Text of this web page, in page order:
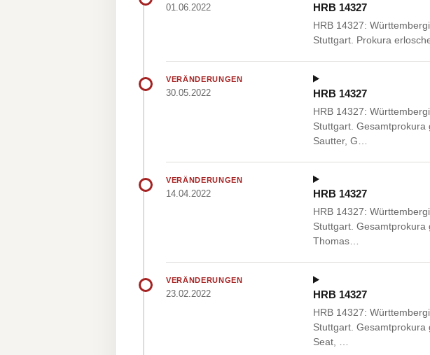
01.06.2022 HRB 14327
HRB 14327:
Stuttgart. Prokura
VERÄNDERUNGEN
30.05.2022 HRB 14327
HRB 14327:
Stuttgart. Gesamtprokura
Sautter, G…
VERÄNDERUNGEN
14.04.2022 HRB 14327
HRB 14327:
Stuttgart. Gesamtprokura
Thomas…
VERÄNDERUNGEN
23.02.2022 HRB 14327
HRB 14327:
Stuttgart. Gesamtprokura
Seat, …